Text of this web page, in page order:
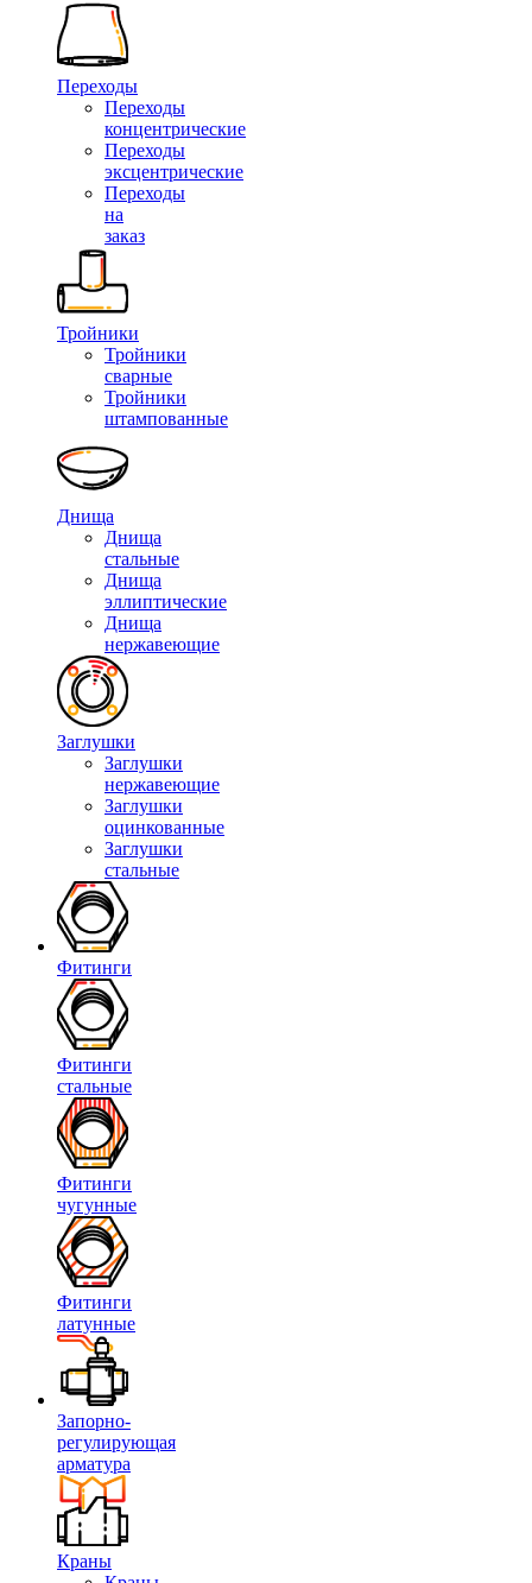
Переходы
Переходы
концентрические
Переходы
эксцентрические
Переходы
на
заказ
Тройники
Тройники
сварные
Тройники
штампованные
Днища
Днища
стальные
Днища
эллиптические
Днища
нержавеющие
Заглушки
Заглушки
нержавеющие
Заглушки
оцинкованные
Заглушки
стальные
Фитинги
Фитинги
стальные
Фитинги
чугунные
Фитинги
латунные
Запорно-
регулирующая
арматура
Краны